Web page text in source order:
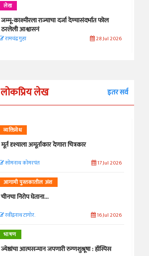
लेख
जम्मू-काश्मीरला राज्याचा दर्जा देण्यासंदर्भात फोल
ठरलेली आश्वासनं
रामचंद्र गुहा 28 Jul 2026
लोकप्रिय लेख इतर सर्व
व्यक्तिवेध
मूर्त दृश्याला अमूर्ताकार देणारा चित्रकार
सोमनाथ कोमरपंत 17 Jul 2026
आगामी पुस्तकातील अंश
चीनचा निरोप घेताना...
रवींद्रनाथ टागोर. 16 Jul 2026
भाषण
ज्येष्ठांचा आत्मसन्मान जपणारी रुग्णशुश्रूषा : हॉस्पिस